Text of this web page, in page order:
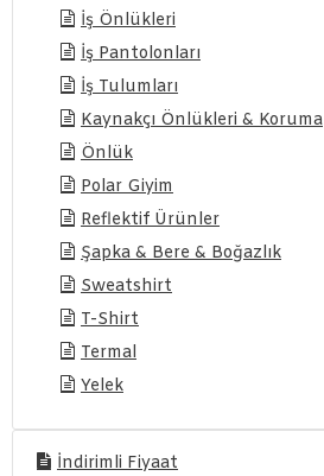
İş Önlükleri
İş Pantolonları
İş Tulumları
Kaynakçı Önlükleri & Koruma
Önlük
Polar Giyim
Reflektif Ürünler
Şapka & Bere & Boğazlık
Sweatshirt
T-Shirt
Termal
Yelek
İndirimli Fiyaat